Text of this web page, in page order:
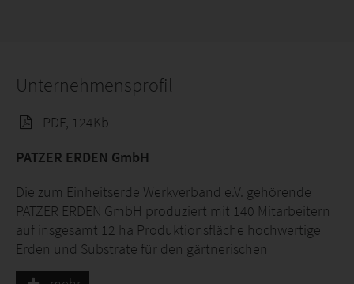
Unternehmensprofil
PDF, 124Kb
PATZER ERDEN GmbH
Die zum Einheitserde Werkverband e.V. gehörende
PATZER ERDEN GmbH produziert mit 140 Mitarbeitern
auf insgesamt 12 ha Produktionsfläche hochwertige
Erden und Substrate für den gärtnerischen
Fachhandel, den Produktionsgartenbau sowie den